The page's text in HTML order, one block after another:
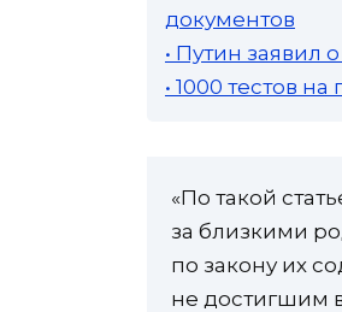
документов
• Путин заявил
• 1000 тестов
«По такой
за близкими
по закону их
не достигшим